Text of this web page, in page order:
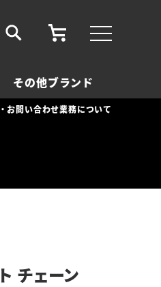
その他ブランド
お問い合わせ業務について
チェーン